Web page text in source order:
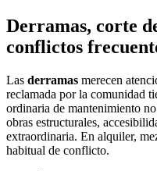
Derramas, corte
conflictos
Las derramas merecen
reclamada por la comunidad
ordinaria de mantenimiento
obras estructurales,
extraordinaria. En alquiler,
habitual de conflicto.